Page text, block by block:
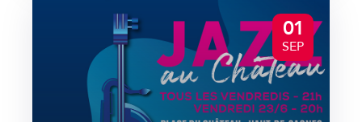
01
SEP